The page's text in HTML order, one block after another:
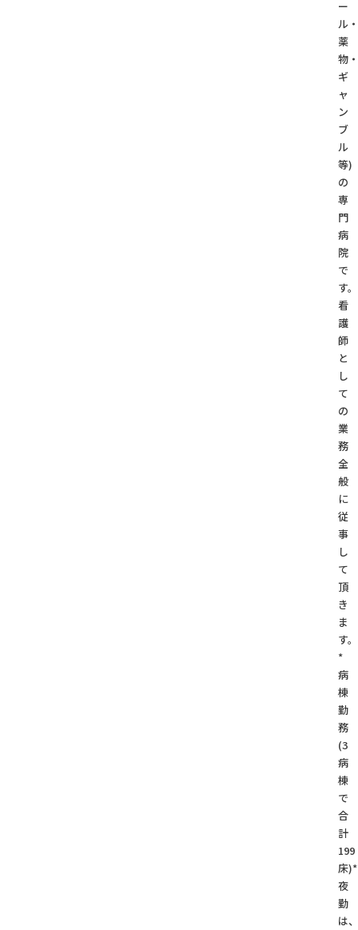
ー
ル・
薬
物・
ギ
ャ
ン
ブ
ル
等)
の
専
門
病
院
で
す。
看
護
師
と
し
て
の
業
務
全
般
に
従
事
し
て
頂
き
ま
す。
*
病
棟
勤
務
(3
病
棟
で
合
計
199
床)*
夜
勤
は、